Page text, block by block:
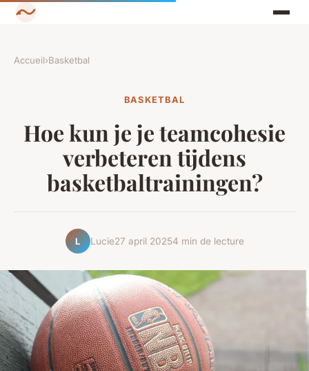
Accueil›Basketbal
BASKETBAL
Hoe kun je je teamcohesie
verbeteren tijdens
basketbaltrainingen?
L Lucie27 april 20254 min de lecture